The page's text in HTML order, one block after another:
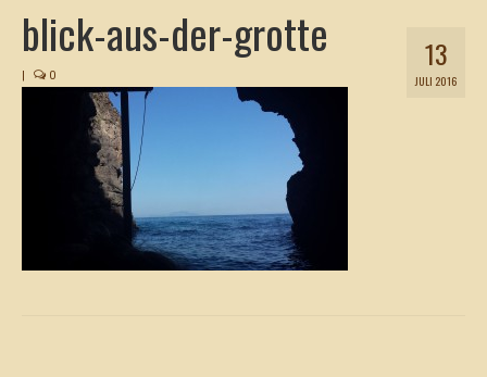
Lecker Urlaub
Star-Rezepte
Motz-Ecke
Hits mit Biss
13
JULI 2016
blick-aus-der-grotte
| 0